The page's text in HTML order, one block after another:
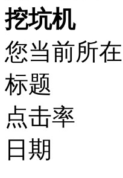
挖坑机
您当前所
标题
点击率
日期